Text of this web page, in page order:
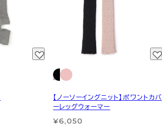
【ノーソーイングニット】ポワントカバ
ーレッグウォーマー
¥6,050